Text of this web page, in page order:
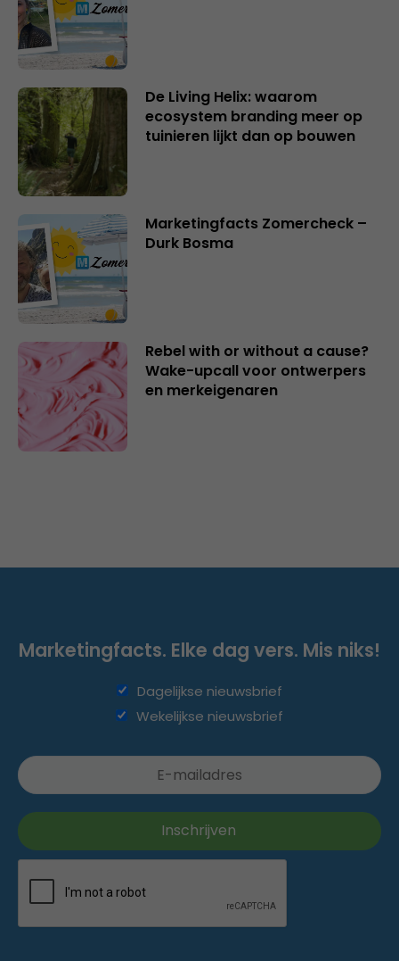
De Living Helix: waarom
ecosystem branding meer op
tuinieren lijkt dan op bouwen
Marketingfacts Zomercheck –
Durk Bosma
Rebel with or without a cause?
Wake-upcall voor ontwerpers
en merkeigenaren
Marketingfacts. Elke dag vers. Mis niks!
Dagelijkse nieuwsbrief
Wekelijkse nieuwsbrief